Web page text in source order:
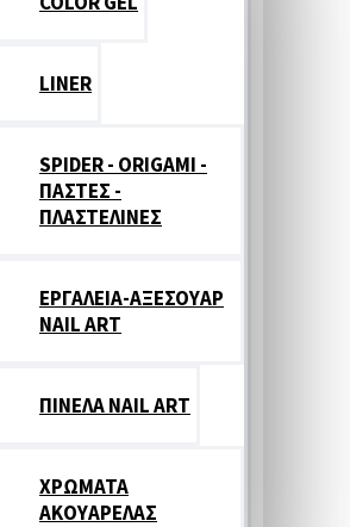
LINER
SPIDER - ORIGAMI -
ΠΑΣΤΕΣ -
ΠΛΑΣΤΕΛΙΝΕΣ
ΕΡΓΑΛΕΙΑ-ΑΞΕΣΟΥΑΡ
NAIL ART
ΠΙΝΕΛΑ NAIL ART
ΧΡΩΜΑΤΑ
ΑΚΟΥΑΡΕΛΑΣ